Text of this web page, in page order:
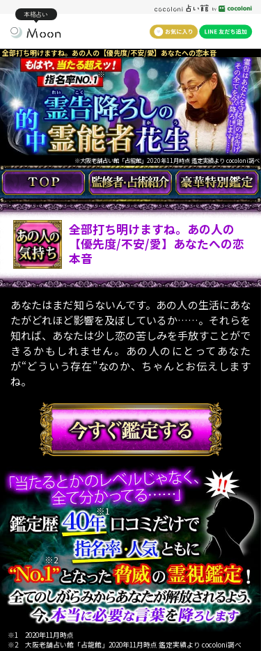
本格占い
全部打ち明けますね。あの人の【優先度/不安/愛】あなたへの恋本音
※
※大阪老舗占い館「占龍館」2020年11月時点 鑑定実績より cocoloni調べ
全部打ち明けますね。あの人の
【優先度/不安/愛】あなたへの恋
本音
あなたはまだ知らないんです。あの人の生活にあな
たがどれほど影響を及ぼしているか……。それらを
知れば、あなたは少し恋の苦しみを手放すことがで
きるかもしれません。あの人のにとってあなた
が“どういう存在”なのか、ちゃんとお伝えします
ね。
※1
※2
※1 2020年11月時点
※2 大阪老舗占い館「占龍館」2020年11月時点 鑑定実績より cocoloni調べ